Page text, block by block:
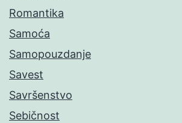
Romantika
Samoća
Samopouzdanje
Savest
Savršenstvo
Sebičnost